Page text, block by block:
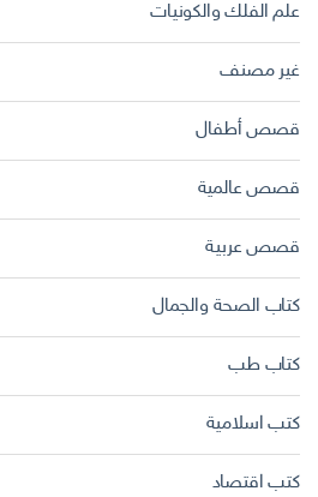
علم الفلك والكونيات
غير مصنف
قصص أطفال
قصص عالمية
قصص عربية
كتاب الصحة والجمال
كتاب طب
كتب اسلامية
كتب اقتصاد